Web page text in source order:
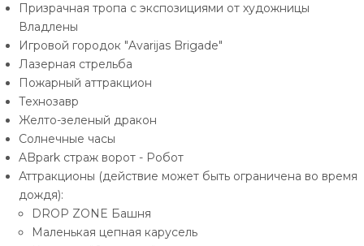
Призрачная тропа с экспозициями от художницы
Владлены
Игровой городок "Avarijas Brigade"
Лазерная стрельба
Пожарный аттракцион
Технозавр
Желто-зеленый дракон
Солнечные часы
ABpark страж ворот - Робот
Аттракционы (действие может быть ограничена во время
дождя):
DROP ZONE Башня
Маленькая цепная карусель